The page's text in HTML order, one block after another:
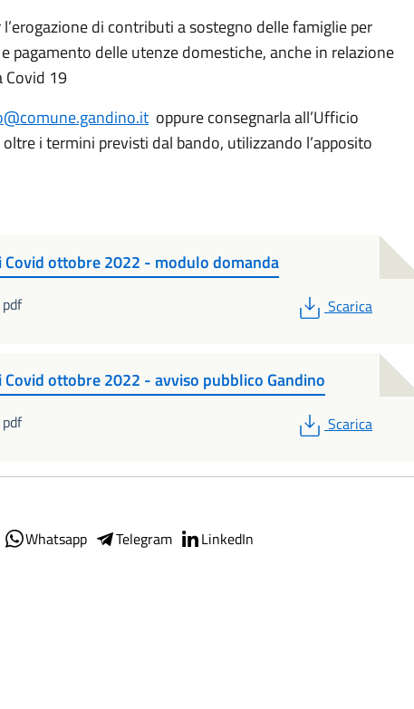
di contributi a sostegno delle famiglie per
pagamento delle utenze domestiche, anche in relazione
Covid 19
oppure consegnarla all’Ufficio
i termini previsti dal bando, utilizzando l’apposito
Covid ottobre 2022 - modulo domanda
PDF
Scarica
ottobre 2022 - avviso pubblico Gandino
PDF
Scarica
Whatsapp Telegram LinkedIn